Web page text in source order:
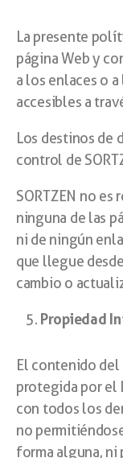
La presente
página Web y
a los enlaces o
accesibles a
Los destinos de
control de
SORTZEN no
ninguna de las
ni de ningún
que llegue
cambio o
Propiedad
El contenido
protegida por el
con todos los
no
forma alguna, ni